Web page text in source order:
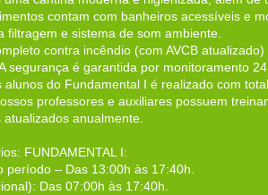
contam com banheiros acessíveis e
filtragem e sistema de som ambiente.
contra incêndio (com AVCB
segurança é garantida por monitoramento
do Fundamental I é realizado com
professores e auxiliares possuem
atualizados anualmente.
FUNDAMENTAL I:
período – Das 13:00h às 17:40h.
Das 07:00h às 17:40h.